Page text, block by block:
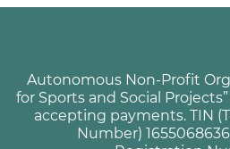
Autonomous Non-Profit
for Sports and Social
accepting payments. TIN
Number)